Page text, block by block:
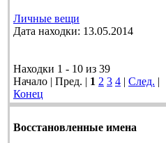
Личные вещи
Дата находки: 13.05.2014
Находки 1 - 10 из 39
Начало | Пред. | 1 2 3 4 | След. |
Конец
Восстановленные имена